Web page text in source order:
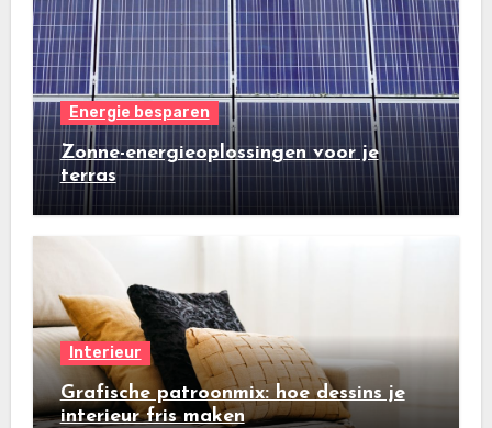
Energie besparen
Zonne-energieoplossingen voor je
terras
Interieur
Grafische patroonmix: hoe dessins je
interieur fris maken